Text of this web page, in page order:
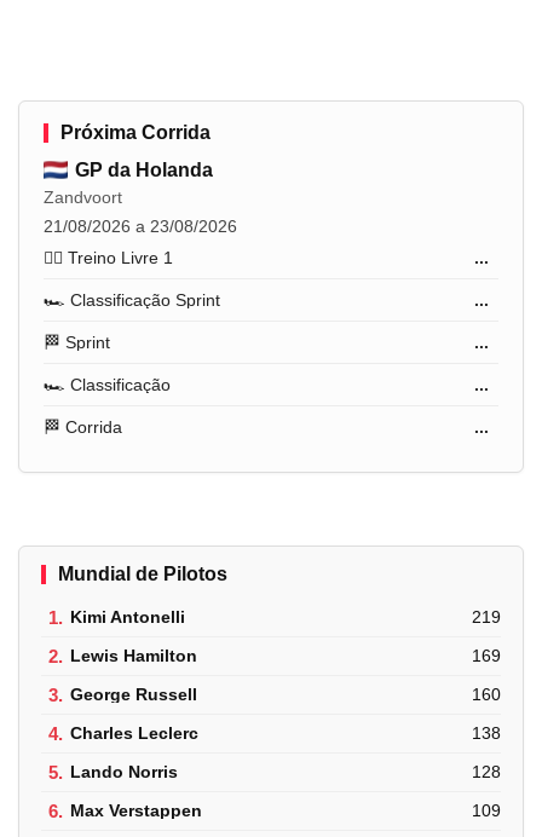
Próxima Corrida
GP da Holanda
Zandvoort
21/08/2026 a 23/08/2026
🏋️‍♂️ Treino Livre 1
...
🏎️ Classificação Sprint ...
🏁 Sprint ...
🏎️ Classificação ...
🏁 Corrida ...
Mundial de Pilotos
1. Kimi Antonelli 219
2. Lewis Hamilton 169
3. George Russell 160
4. Charles Leclerc 138
5. Lando Norris 128
6. Max Verstappen 109